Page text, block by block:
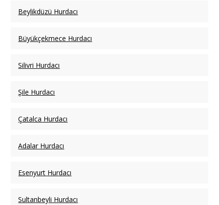
Beylikdüzü Hurdacı
Büyükçekmece Hurdacı
Silivri Hurdacı
Şile Hurdacı
Çatalca Hurdacı
Adalar Hurdacı
Esenyurt Hurdacı
Sultanbeyli Hurdacı